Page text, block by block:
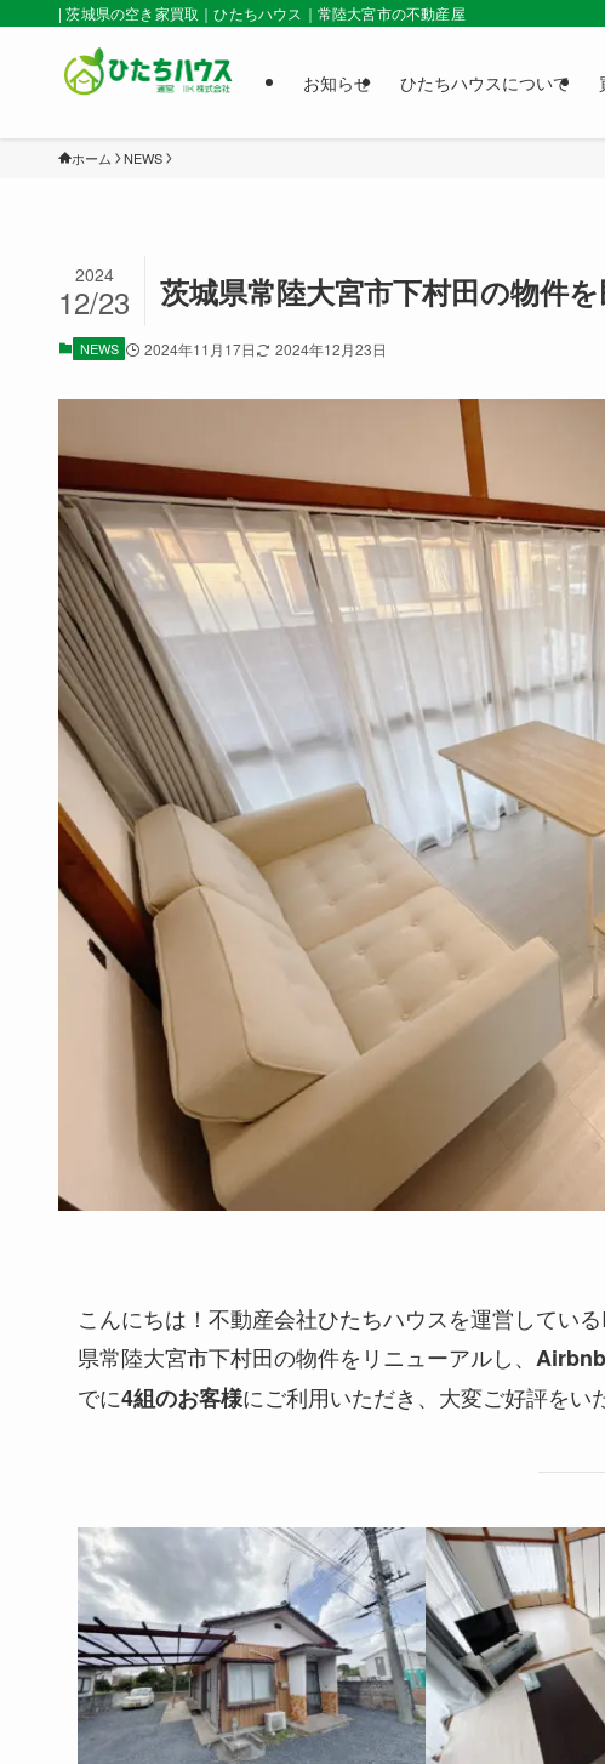
| 茨城県の空き家買取｜ひたちハウス｜常陸大宮市の不動産屋
お知らせ ひたちハウスについて
ホーム NEWS
茨城県常陸大宮市下村田の物件
2024
12/23
NEWS 2024年11月17日 2024年12月23日
こんにちは！不動産会社ひたちハウスを運営してい
県常陸大宮市下村田の物件をリニューアルし、
でに4組のお客様にご利用いただき、大変ご好評をい